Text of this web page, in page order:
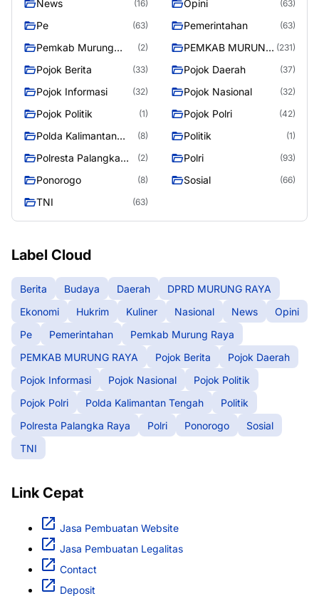
News (16) Opini (63)
Pe (63) Pemerintahan (63)
Pemkab Murung
(2)
PEMKAB MURUNG (231)
Pojok Berita (33) Pojok Daerah (37)
Pojok Informasi (32) Pojok Nasional (32)
Pojok Politik (1) Pojok Polri (42)
Polda Kalimantan
(8) Politik (1)
Polresta Palangka
(2) Polri (93)
Ponorogo (8) Sosial (66)
TNI (63)
Label Cloud
Berita Budaya Daerah
DPRD MURUNG RAYA
Ekonomi
Hukrim Kuliner Nasional News
Opini
Pe
Pemerintahan
Pemkab Murung Raya
PEMKAB MURUNG RAYA
Pojok Berita
Pojok Daerah
Pojok Informasi
Pojok Nasional
Pojok Politik
Pojok Polri
Polda Kalimantan Tengah
Politik
Polresta Palangka Raya
Polri Ponorogo
Sosial
TNI
Link Cepat
Jasa Pembuatan Website
Jasa Pembuatan Legalitas
Contact
Deposit